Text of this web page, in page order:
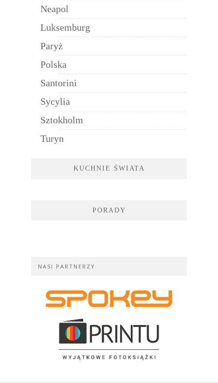
Neapol
Luksemburg
Paryż
Polska
Santorini
Sycylia
Sztokholm
Turyn
KUCHNIE ŚWIATA
PORADY
NASI PARTNERZY